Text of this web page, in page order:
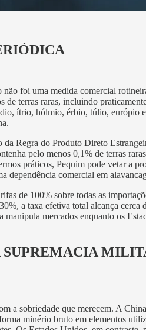
foi uma medida comercial
terras raras, incluindo
ítrio, hólmio, érbio, túlio, európio
da Regra do Produto Direto
pelo menos 0,1% de terras
práticos, Pequim pode vetar a
dependência comercial em
de 100% sobre todas as
a taxa efetiva total alcança cerca
mercados enquanto os
a sobriedade que merecem. A
minério bruto em elementos